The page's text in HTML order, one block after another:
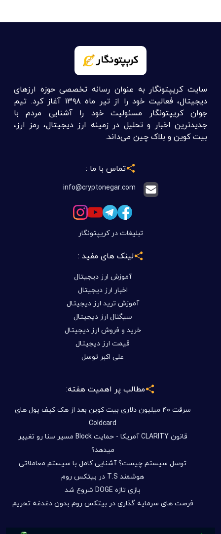
سایت کریپتونگار به عنوان رسانه تخصصی حوزه ارزهای
دیجیتال، فعالیت خود را از تیر ماه ۱۳۹۸ آغاز کرد. تیم
جوان کریپتونگار مسئولیت خود را آشنایی مردم با
جدیدترین اخبار و تحلیل در زمینه ارز دیجیتال، رمز ارز،
بیت کوین و بلاک چین می‌داند.
تماس با ما :
info@cryptonegar.com
تبلیغات در کریپتونگار
لینک های مفید :
آموزش ارز دیجیتال
اخبار ارز دیجیتال
آموزش ترید ارز دیجیتال
سیگنال ارز دیجیتال
خرید و فروش ارز دیجیتال
قیمت ارز دیجیتال
علی اکبر توسل
مطالب پر اهمیت هفته:
سرقت ۴۰ میلیون دلاری بیت کوین بعد از هک کیف پول های
Coldcard
قانون CLARITY آمریکا - حمایت Block مسیر سنا رو تغییر
میدهد؟
توسل سیستم چیست؟ آشنایی کامل با سیستم معاملاتی
هوشمند T.S در بیتکس روم
بازی تازه DOGE شروع شد
فرصت های سرمایه گذاری در بیتکس روم بدون دغدغه تحریم